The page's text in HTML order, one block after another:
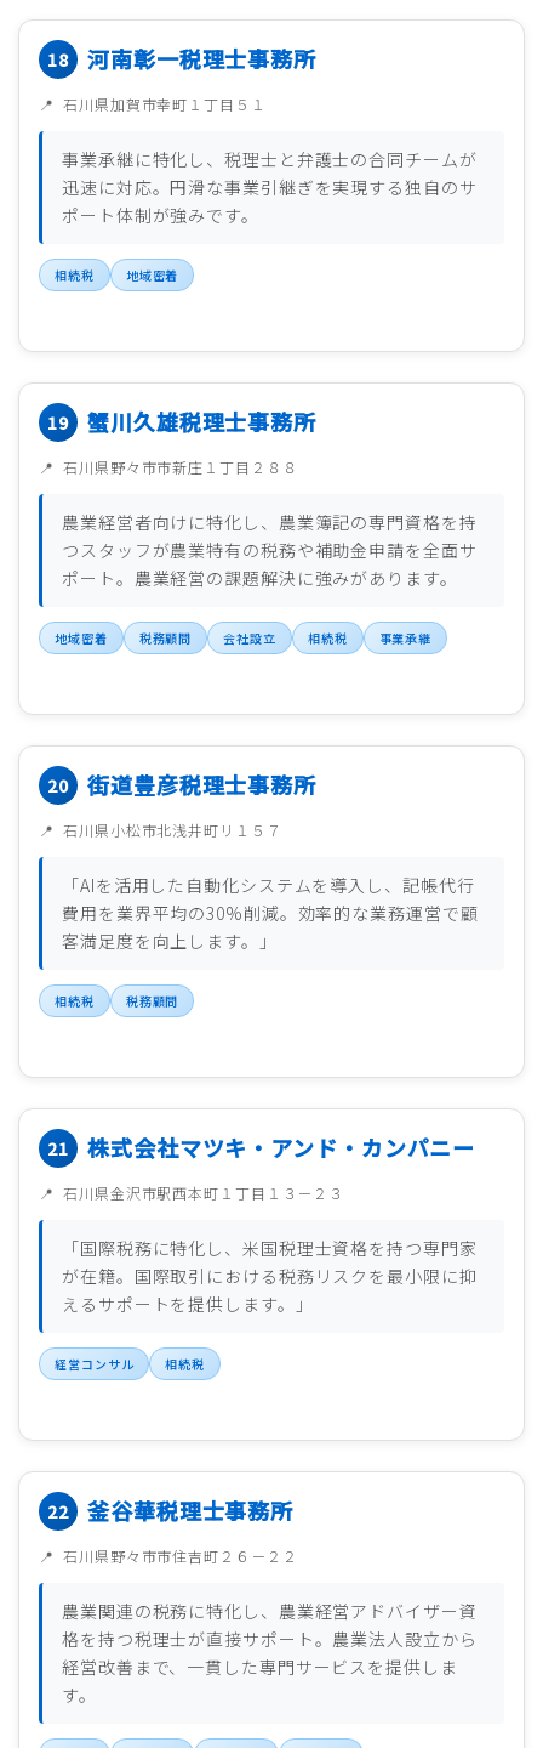
河南彰一税理士事務所
石川県加賀市幸町１丁目５１
事業承継に特化し、税理士と弁護士の合同チームが
迅速に対応。円滑な事業引継ぎを実現する独自のサ
ポート体制が強みです。
相続税 地域密着
蟹川久雄税理士事務所
石川県野々市市新庄１丁目２８８
農業経営者向けに特化し、農業簿記の専門資格を持
つスタッフが農業特有の税務や補助金申請を全面サ
ポート。農業経営の課題解決に強みがあります。
地域密着 税務顧問 会社設立 相続税 事業承継
街道豊彦税理士事務所
石川県小松市北浅井町リ１５７
「AIを活用した自動化システムを導入し、記帳代行
費用を業界平均の30%削減。効率的な業務運営で顧
客満足度を向上します。」
相続税 税務顧問
株式会社マツキ・アンド・カンパニー
石川県金沢市駅西本町１丁目１３－２３
「国際税務に特化し、米国税理士資格を持つ専門家
が在籍。国際取引における税務リスクを最小限に抑
えるサポートを提供します。」
経営コンサル 相続税
釜谷華税理士事務所
石川県野々市市住吉町２６－２２
農業関連の税務に特化し、農業経営アドバイザー資
格を持つ税理士が直接サポート。農業法人設立から
経営改善まで、一貫した専門サービスを提供しま
す。